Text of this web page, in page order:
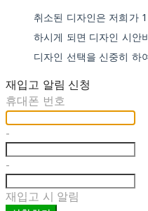
취소된 디자인은 저희가
하시게 되면 디자인 시안
디자인 선택을 신중히 하
재입고 알림 신청
휴대폰 번호
-
-
재입고 시 알림